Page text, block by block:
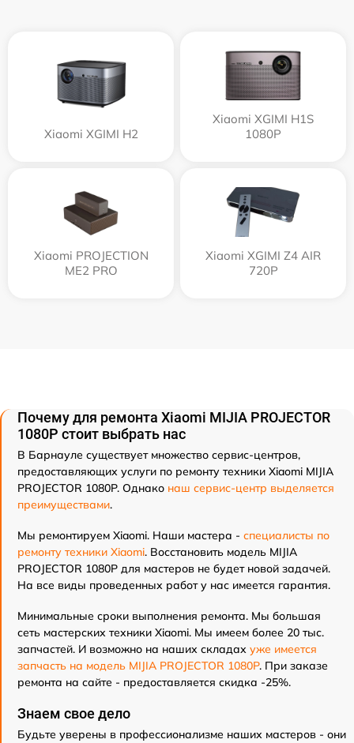
Xiaomi XGIMI H2
Xiaomi XGIMI H1S
1080P
Xiaomi PROJECTION
ME2 PRO
Xiaomi XGIMI Z4 AIR
720P
Почему для ремонта Xiaomi MIJIA PROJECTOR
1080P стоит выбрать нас
В Барнауле существует множество сервис-центров,
предоставляющих услуги по ремонту техники Xiaomi MIJIA
PROJECTOR 1080P. Однако наш сервис-центр выделяется
преимуществами.
Мы ремонтируем Xiaomi. Наши мастера - специалисты по
ремонту техники Xiaomi. Восстановить модель MIJIA
PROJECTOR 1080P для мастеров не будет новой задачей.
На все виды проведенных работ у нас имеется гарантия.
Минимальные сроки выполнения ремонта. Мы большая
сеть мастерских техники Xiaomi. Мы имеем более 20 тыс.
запчастей. И возможно на наших складах уже имеется
запчасть на модель MIJIA PROJECTOR 1080P. При заказе
ремонта на сайте - предоставляется скидка -25%.
Знаем свое дело
Будьте уверены в профессионализме наших мастеров - они